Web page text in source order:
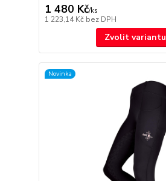
1 480 Kč/ks
1 223,14 Kč bez DPH
Zvolit variantu
Novinka